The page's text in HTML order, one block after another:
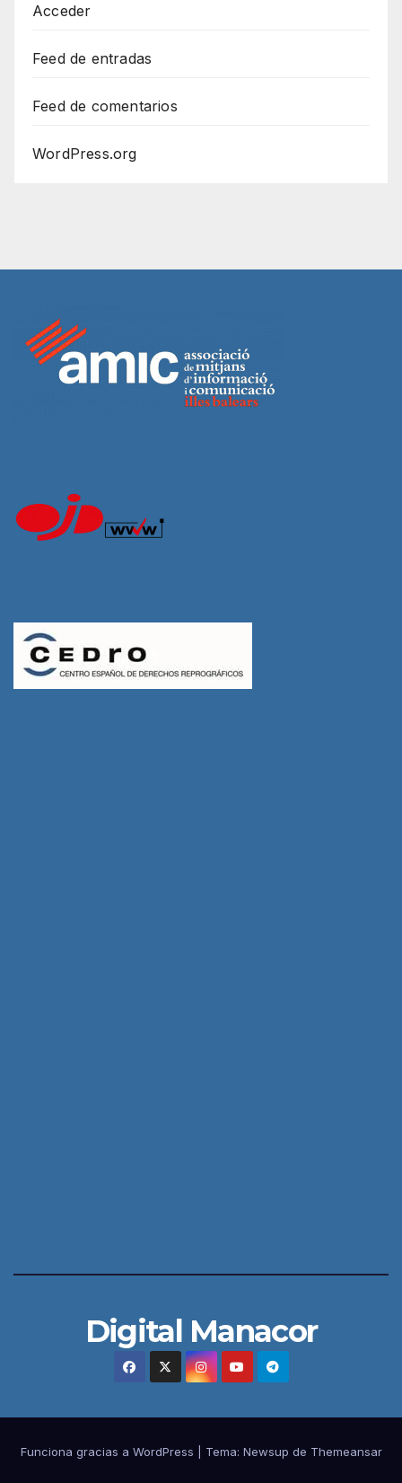
Acceder
Feed de entradas
Feed de comentarios
WordPress.org
Digital Manacor
Funciona gracias a WordPress Tema: Newsup de Themeansar